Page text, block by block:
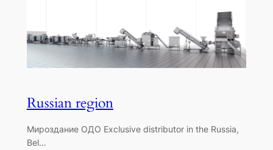
Russian region
Мироздание ОДО Exclusive distributor in the Russia,
Bel…